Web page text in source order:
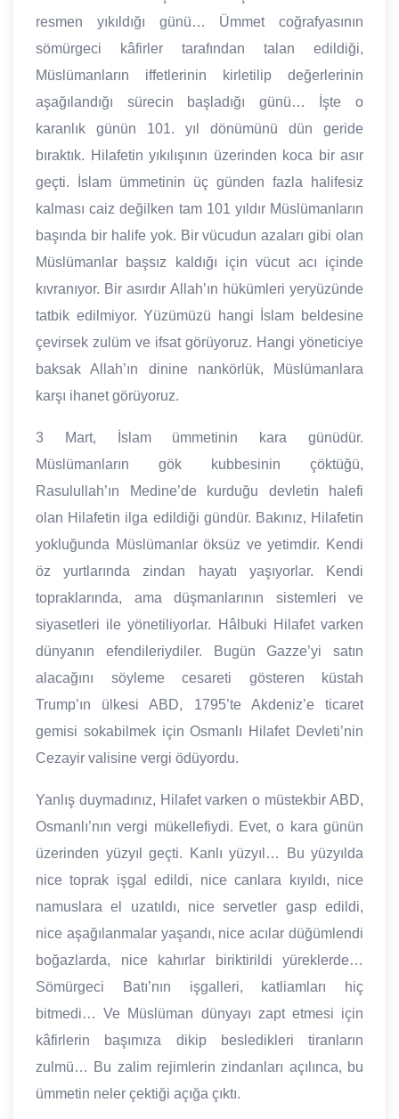
resmen yıkıldığı günü… Ümmet coğrafyasının
sömürgeci kâfirler tarafından talan edildiği,
Müslümanların iffetlerinin kirletilip değerlerinin
aşağılandığı sürecin başladığı günü… İşte o
karanlık günün 101. yıl dönümünü dün geride
bıraktık. Hilafetin yıkılışının üzerinden koca bir asır
geçti. İslam ümmetinin üç günden fazla halifesiz
kalması caiz değilken tam 101 yıldır Müslümanların
başında bir halife yok. Bir vücudun azaları gibi olan
Müslümanlar başsız kaldığı için vücut acı içinde
kıvranıyor. Bir asırdır Allah’ın hükümleri yeryüzünde
tatbik edilmiyor. Yüzümüzü hangi İslam beldesine
çevirsek zulüm ve ifsat görüyoruz. Hangi yöneticiye
baksak Allah’ın dinine nankörlük, Müslümanlara
karşı ihanet görüyoruz.
3 Mart, İslam ümmetinin kara günüdür.
Müslümanların gök kubbesinin çöktüğü,
Rasulullah’ın Medine’de kurduğu devletin halefi
olan Hilafetin ilga edildiği gündür. Bakınız, Hilafetin
yokluğunda Müslümanlar öksüz ve yetimdir. Kendi
öz yurtlarında zindan hayatı yaşıyorlar. Kendi
topraklarında, ama düşmanlarının sistemleri ve
siyasetleri ile yönetiliyorlar. Hâlbuki Hilafet varken
dünyanın efendileriydiler. Bugün Gazze’yi satın
alacağını söyleme cesareti gösteren küstah
Trump’ın ülkesi ABD, 1795’te Akdeniz’e ticaret
gemisi sokabilmek için Osmanlı Hilafet Devleti’nin
Cezayir valisine vergi ödüyordu.
Yanlış duymadınız, Hilafet varken o müstekbir ABD,
Osmanlı’nın vergi mükellefiydi. Evet, o kara günün
üzerinden yüzyıl geçti. Kanlı yüzyıl… Bu yüzyılda
nice toprak işgal edildi, nice canlara kıyıldı, nice
namuslara el uzatıldı, nice servetler gasp edildi,
nice aşağılanmalar yaşandı, nice acılar düğümlendi
boğazlarda, nice kahırlar biriktirildi yüreklerde…
Sömürgeci Batı’nın işgalleri, katliamları hiç
bitmedi… Ve Müslüman dünyayı zapt etmesi için
kâfirlerin başımıza dikip besledikleri tiranların
zulmü… Bu zalim rejimlerin zindanları açılınca, bu
ümmetin neler çektiği açığa çıktı.